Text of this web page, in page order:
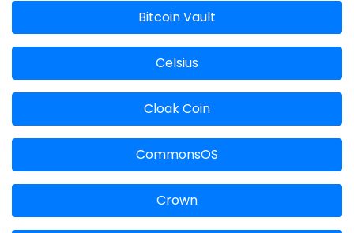
Bitcoin Vault
Celsius
Cloak Coin
CommonsOS
Crown